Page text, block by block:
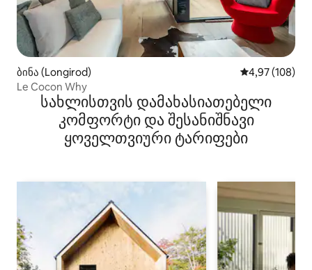
ბინა (Longirod) საშუალო
4,97 (108)
Le Cocon Why
სახლისთვის დამახასიათებელი
კომფორტი და შესანიშნავი
ყოველთვიური ტარიფები